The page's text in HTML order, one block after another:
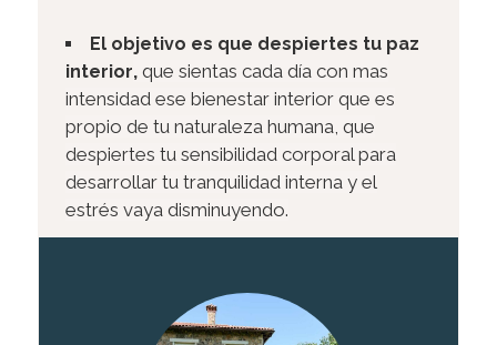
El objetivo es que despiertes tu paz
interior,que sientas cada día con mas
intensidad ese bienestar interior que es
propio de tu naturaleza humana, que
despiertes tu sensibilidad corporal para
desarrollar tu tranquilidad interna y el
estrés vaya disminuyendo.